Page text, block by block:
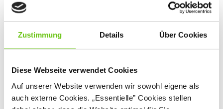
Zustimmung Details Über Cookies
Diese Webseite verwendet Cookies
Auf unserer Website verwenden wir sowohl eigene als
auch externe Cookies. „Essentielle” Cookies stellen
Set Nr. 1
101237PU